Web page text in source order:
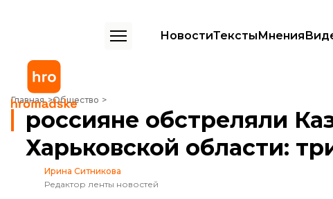
НовостиТекстыМнения
Главная Общество
россияне обстреляли Казачью Лопань в Харьковской области: три
россияне обстреляли
Харьковской области:
Ирина Ситникова
Редактор ленты новостей